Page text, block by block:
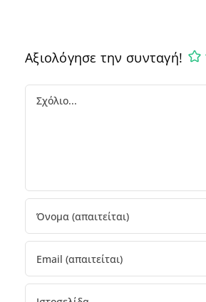
Αξιολόγησε την συνταγή!
Comment